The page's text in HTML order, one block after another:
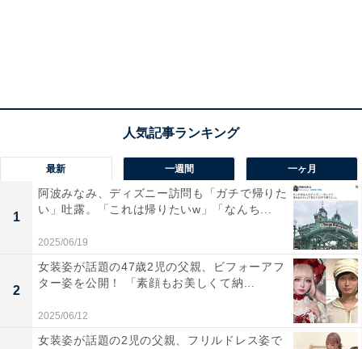
最新 一週間 一ヶ月
1
阿波みなみ、ディズニー訪問も「ガチで帰りた
い」吐露。「これは帰りたいw」「なんち...
2025/06/19
2
女装姿が話題の47歳2児の父親、ビフォーアフ
ター姿を公開！ 「素顔もお美しくて納...
2025/06/12
女装姿が話題の2児の父親、フリルドレス姿で